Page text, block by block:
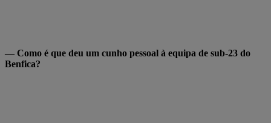
— Como é que deu um cunho pessoal à equipa de sub-23 do
Benfica?